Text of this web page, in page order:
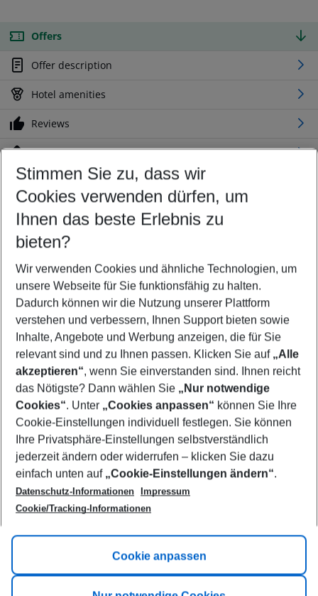
Offers
Offer description
Hotel amenities
Reviews
Location
Customize your offer
Find the perfect deal which suits your best
Your departure airport
Any airport
Select your date range
11/08/26–09/08/27 5-8 nights
Who will travel
2 adults No children
Show more filter
Footer
Footer navigation
Title A
Link A
Stimmen Sie zu, dass wir
Cookies verwenden dürfen, um
Ihnen das beste Erlebnis zu
bieten?
Wir verwenden Cookies und ähnliche Technologien, um
unsere Webseite für Sie funktionsfähig zu halten.
Dadurch können wir die Nutzung unserer Plattform
verstehen und verbessern, Ihnen Support bieten sowie
Inhalte, Angebote und Werbung anzeigen, die für Sie
relevant sind und zu Ihnen passen. Klicken Sie auf „Alle
akzeptieren“, wenn Sie einverstanden sind. Ihnen reicht
das Nötigste? Dann wählen Sie „Nur notwendige
Cookies“. Unter „Cookies anpassen“ können Sie Ihre
Cookie-Einstellungen individuell festlegen. Sie können
Ihre Privatsphäre-Einstellungen selbstverständlich
jederzeit ändern oder widerrufen – klicken Sie dazu
einfach unten auf „Cookie-Einstellungen ändern“.
Datenschutz-Informationen
Impressum
Cookie/Tracking-Informationen
Cookie anpassen